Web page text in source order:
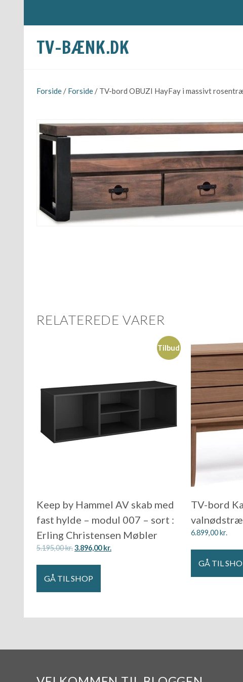
TV-BÆNK.DK
Forside / Forside / TV-bord OBUZI HayFay i massivt
RELATEREDE VARER
Tilbud
Keep by Hammel AV skab med
fast hylde – modul 007 – sort :
Erling Christensen Møbler
5.195,00kr.3.896,00kr.
GÅ TIL SHOP
TV-bord
valnødstræ
6.899,00kr.
GÅ TIL